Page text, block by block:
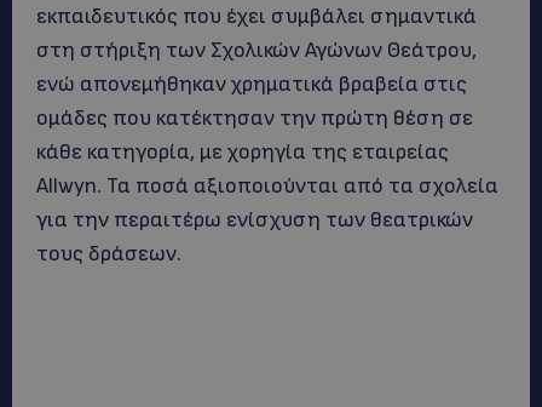
εκπαιδευτικός που έχει συμβάλει σημαντικά
στη στήριξη των Σχολικών Αγώνων Θεάτρου,
ενώ απονεμήθηκαν χρηματικά βραβεία στις
ομάδες που κατέκτησαν την πρώτη θέση σε
κάθε κατηγορία, με χορηγία της εταιρείας
Allwyn. Τα ποσά αξιοποιούνται από τα σχολεία
για την περαιτέρω ενίσχυση των θεατρικών
τους δράσεων.